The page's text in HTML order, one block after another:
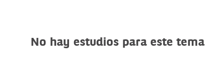
No hay estudios para este tema